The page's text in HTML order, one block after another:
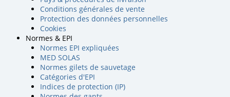
Conditions générales de vente
Protection des données personnelles
Cookies
Normes & EPI
Normes EPI expliquées
MED SOLAS
Normes gilets de sauvetage
Catégories d'EPI
Indices de protection (IP)